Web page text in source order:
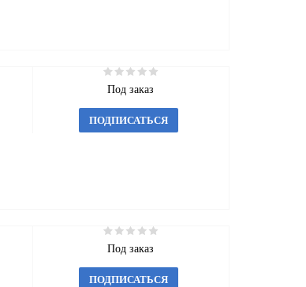
Под заказ
ПОДПИСАТЬСЯ
Под заказ
ПОДПИСАТЬСЯ